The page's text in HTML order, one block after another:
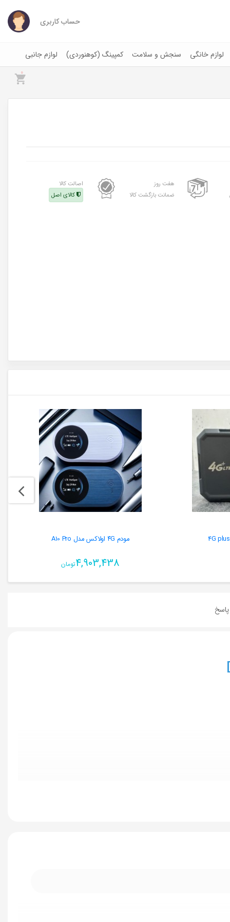
حساب کاربری
لوازم خانگی سنجش و سلامت کمپینگ (کوهنوردی) لوازم جانبی
0
هفت روز
ضمانت بازگشت کالا
اصالت کالا
کالای اصل
مودم ۴G اولاکس مدل A10 Pro
4,903,438تومان